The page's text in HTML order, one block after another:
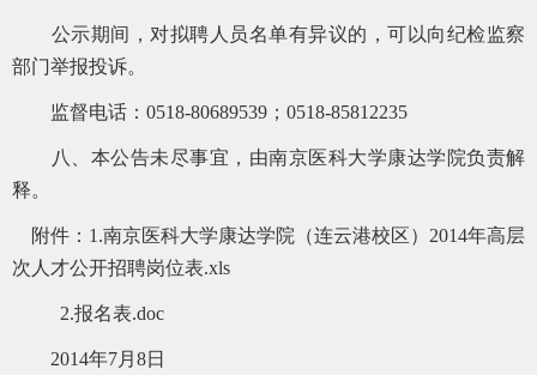
公示期间，对拟聘人员名单有异议的，可以向纪检监察
部门举报投诉。
监督电话：0518-80689539；0518-85812235
八、本公告未尽事宜，由南京医科大学康达学院负责解
释。
附件：1.南京医科大学康达学院（连云港校区）2014年高层
次人才公开招聘岗位表.xls
2.报名表.doc
2014年7月8日